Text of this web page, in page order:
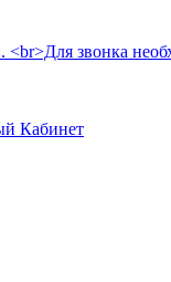
Кабинет